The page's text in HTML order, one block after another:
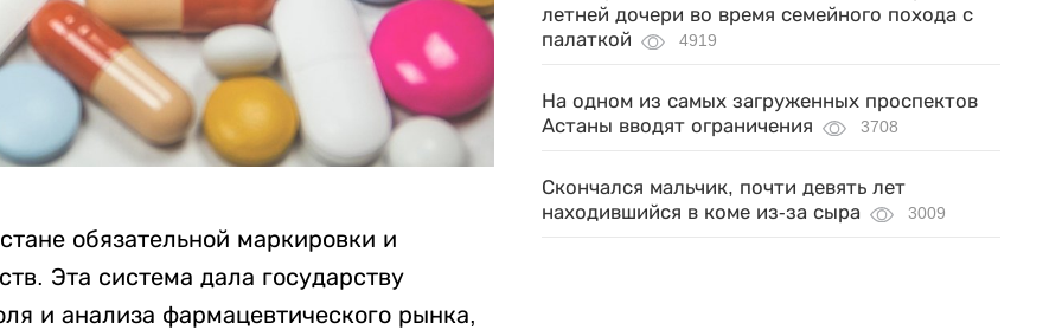
обязательной маркировки и
Эта система дала государству
и анализа фармацевтического рынка,
летней дочери во время семейного похода с
палаткой
4919
На одном из самых загруженных проспектов
Астаны вводят ограничения
3708
Скончался мальчик, почти девять лет
находившийся в коме из-за сыра
3009